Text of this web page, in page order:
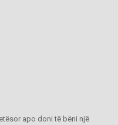
apo doni të bëni një